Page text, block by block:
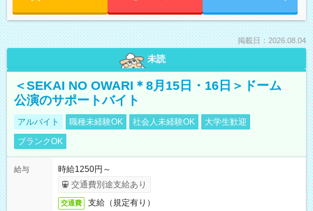
掲載日：2026.08.04
未読
＜SEKAI NO OWARI＊8月15日・16日＞ドーム
公演のサポートバイト
アルバイト 職種未経験OK 社会人未経験OK
大学生歓迎
ブランクOK
給与
時給1250円～
交通費別途支給あり
交通費 支給（規定有り）